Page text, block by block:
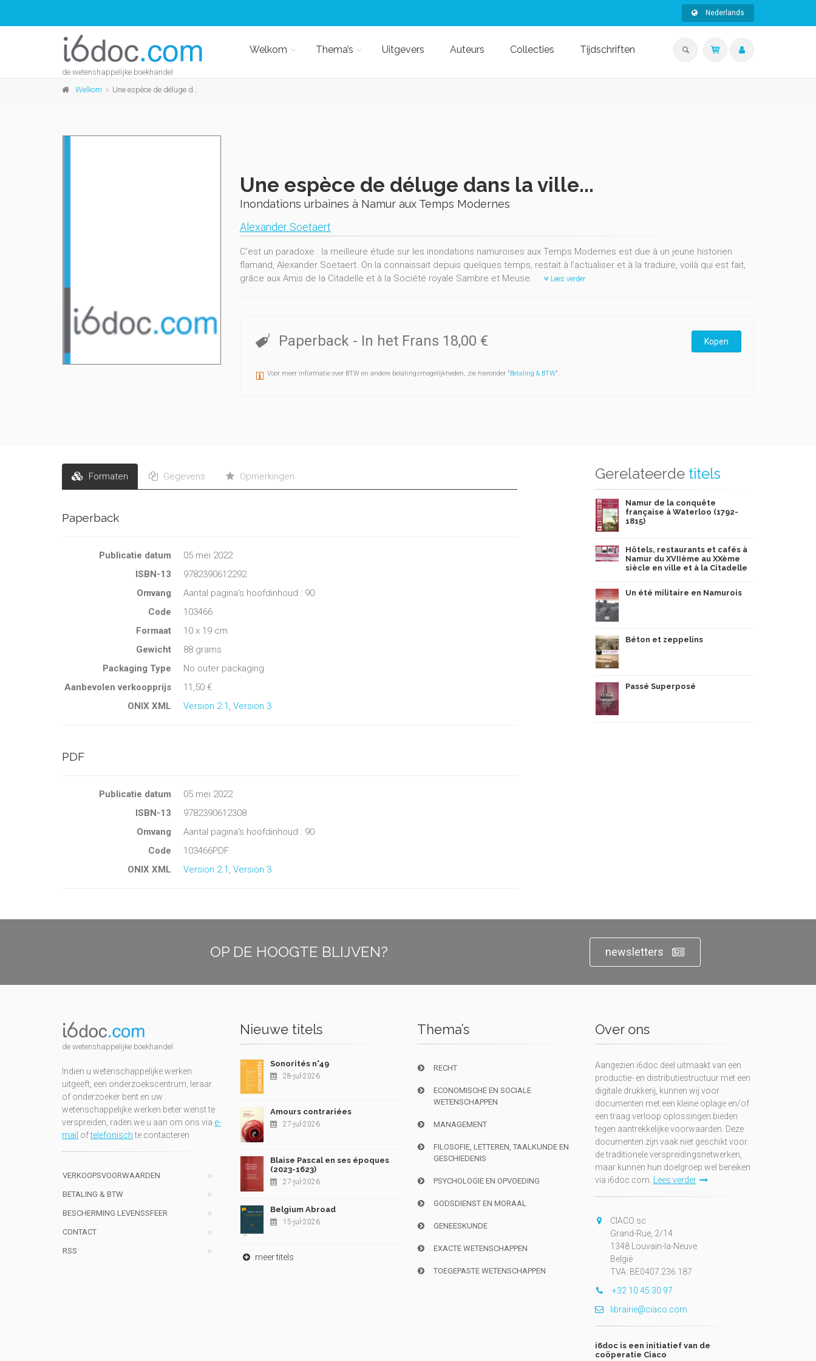
Nederlands
de wetenshappelijke boekhandel
Welkom Thema’s Uitgevers Auteurs Collecties Tijdschriften
Welkom Une espèce de déluge dans la ville...
Une espèce de déluge dans la ville...
Inondations urbaines à Namur aux Temps Modernes
Alexander Soetaert
C'est un paradoxe : la meilleure étude sur les inondations namuroises aux Temps Modernes est due à un jeune historien
flamand, Alexander Soetaert. On la connaissait depuis quelques temps, restait à l’actualiser et à la traduire, voilà qui est fait,
grâce aux Amis de la Citadelle et à la Société royale Sambre et Meuse.
Lees verder
Paperback - In het Frans 18,00 € Kopen
Voor meer informatie over BTW en andere belatingsmogelijkheden, zie hieronder "Betaling & BTW".
Formaten Gegevens Opmerkingen
Paperback
Publicatie datum
05 mei 2022
ISBN-13
9782390612292
Omvang
Aantal pagina's hoofdinhoud : 90
Code
103466
Formaat
10 x 19 cm
Gewicht
88 grams
Packaging Type
No outer packaging
Aanbevolen verkoopprijs
11,50 €
ONIX XML
Version 2.1 , Version 3
PDF
Publicatie datum
05 mei 2022
ISBN-13
9782390612308
Omvang
Aantal pagina's hoofdinhoud : 90
Code
103466PDF
ONIX XML
Version 2.1 , Version 3
Gerelateerde titels
Namur de la conquête
française à Waterloo (1792-
1815)
Hôtels, restaurants et cafés à
Namur du XVIIème au XXème
siècle en ville et à la Citadelle
Un été militaire en Namurois
Béton et zeppelins
Passé Superposé
OP DE HOOGTE BLIJVEN? newsletters
de wetenshappelijke boekhandel
Indien u wetenschappelijke werken
uitgeeft, een onderzoekscentrum, leraar
of onderzoeker bent en uw
wetenschappelijke werken beter wenst te
verspreiden, raden we u aan om ons via e-
mail oftelefonischte contacteren
VERKOOPSVOORWAARDEN
BETALING & BTW
BESCHERMING LEVENSSFEER
CONTACT
RSS
Nieuwe titels
Sonorités n°49
28-jul-2026
Amours contrariées
27-jul-2026
Blaise Pascal en ses époques
(2023-1623)
27-jul-2026
Belgium Abroad
15-jul-2026
meer titels
Thema’s
RECHT
ECONOMISCHE EN SOCIALE
WETENSCHAPPEN
MANAGEMENT
FILOSOFIE, LETTEREN, TAALKUNDE EN
GESCHIEDENIS
PSYCHOLOGIE EN OPVOEDING
GODSDIENST EN MORAAL
GENEESKUNDE
EXACTE WETENSCHAPPEN
TOEGEPASTE WETENSCHAPPEN
Over ons
Aangezien i6doc deel uitmaakt van een
productie- en distributiestructuur met een
digitale drukkerij, kunnen wij voor
documenten met een kleine oplage en/of
een traag verloop oplossingen bieden
tegen aantrekkelijke voorwaarden. Deze
documenten zijn vaak niet geschikt voor
de traditionele verspreidingsnetwerken,
maar kunnen hun doelgroep wel bereiken
via i6doc.com.
Lees verder
CIACO sc
Grand-Rue, 2/14
1348 Louvain-la-Neuve
België
TVA: BE0407.236.187
+32 10 45 30 97
librairie@ciaco.com
i6doc is een initiatief van de
coöperatie Ciaco